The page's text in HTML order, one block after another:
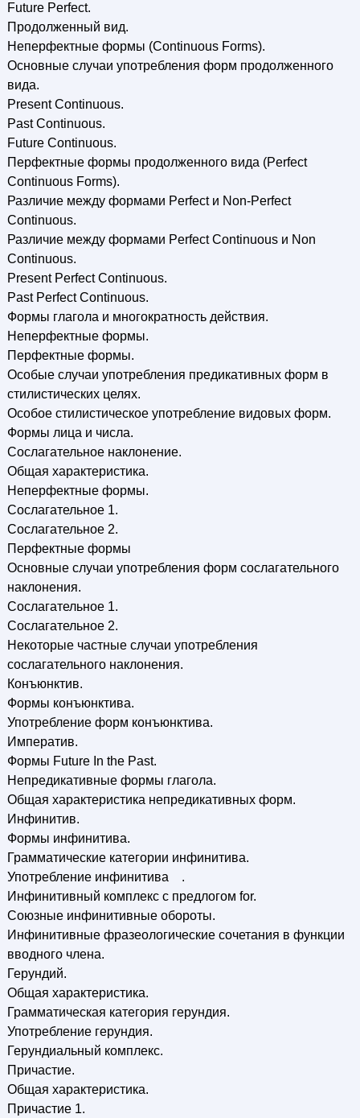
Future Perfect.
Продолженный вид.
Неперфектные формы (Continuous Forms).
Основные случаи употребления форм продолженного
вида.
Present Continuous.
Past Continuous.
Future Continuous.
Перфектные формы продолженного вида (Perfect
Continuous Forms).
Различие между формами Perfect и Non-Perfect
Continuous.
Различие между формами Perfect Continuous и Non
Continuous.
Present Perfect Continuous.
Past Perfect Continuous.
Формы глагола и многократность действия.
Неперфектные формы.
Перфектные формы.
Особые случаи употребления предикативных форм в
стилистических целях.
Особое стилистическое употребление видовых форм.
Формы лица и числа.
Сослагательное наклонение.
Общая характеристика.
Неперфектные формы.
Сослагательное 1.
Сослагательное 2.
Перфектные формы
Основные случаи употребления форм сослагательного
наклонения.
Сослагательное 1.
Сослагательное 2.
Некоторые частные случаи употребления
сослагательного наклонения.
Конъюнктив.
Формы конъюнктива.
Употребление форм конъюнктива.
Императив.
Формы Future In the Past.
Непредикативные формы глагола.
Общая характеристика непредикативных форм.
Инфинитив.
Формы инфинитива.
Грамматические категории инфинитива.
Употребление инфинитива .
Инфинитивный комплекс с предлогом for.
Союзные инфинитивные обороты.
Инфинитивные фразеологические сочетания в функции
вводного члена.
Герундий.
Общая характеристика.
Грамматическая категория герундия.
Употребление герундия.
Герундиальный комплекс.
Причастие.
Общая характеристика.
Причастие 1.